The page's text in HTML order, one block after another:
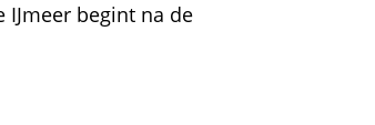
begint na de